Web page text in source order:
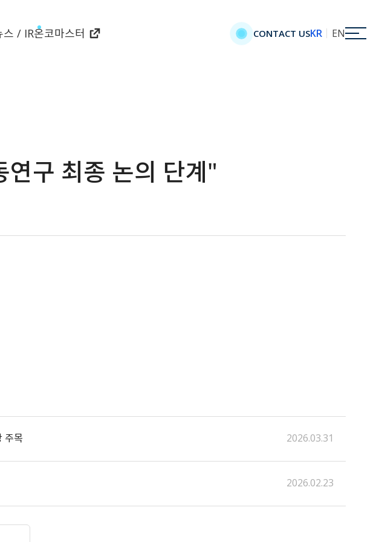
스 / IR온코마스터 CONTACT USKR EN
구 최종 논의 단계"
주목 2026.03.31
2026.02.23